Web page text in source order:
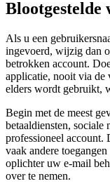
Blootgestelde
Als u een
ingevoerd, wijzig dan
betrokken account.
applicatie, nooit via de
elders wordt gebruikt,
Begin met de meest
betaaldiensten, sociale
professioneel account.
vaak andere
oplichter uw e-mail
over te nemen.